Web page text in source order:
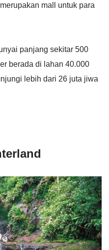
mall untuk para
panjang sekitar 500
berada di lahan 40.000
lebih dari 26 juta jiwa